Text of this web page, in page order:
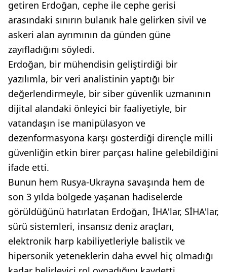
getiren Erdoğan, cephe ile cephe gerisi
arasındaki sınırın bulanık hale gelirken sivil ve
askeri alan ayrımının da günden güne
zayıfladığını söyledi.
Erdoğan, bir mühendisin geliştirdiği bir
yazılımla, bir veri analistinin yaptığı bir
değerlendirmeyle, bir siber güvenlik uzmanının
dijital alandaki önleyici bir faaliyetiyle, bir
vatandaşın ise manipülasyon ve
dezenformasyona karşı gösterdiği dirençle milli
güvenliğin etkin birer parçası haline gelebildiğini
ifade etti.
Bunun hem Rusya-Ukrayna savaşında hem de
son 3 yılda bölgede yaşanan hadiselerde
görüldüğünü hatırlatan Erdoğan, İHA'lar, SİHA'lar,
sürü sistemleri, insansız deniz araçları,
elektronik harp kabiliyetleriyle balistik ve
hipersonik yeteneklerin daha evvel hiç olmadığı